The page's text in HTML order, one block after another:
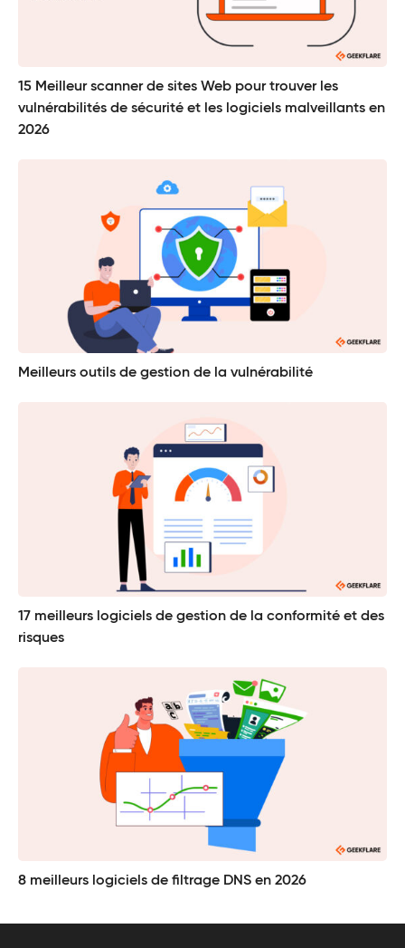
15 Meilleur scanner de sites Web pour trouver les
vulnérabilités de sécurité et les logiciels malveillants en
2026
Meilleurs outils de gestion de la vulnérabilité
17 meilleurs logiciels de gestion de la conformité et des
risques
8 meilleurs logiciels de filtrage DNS en 2026